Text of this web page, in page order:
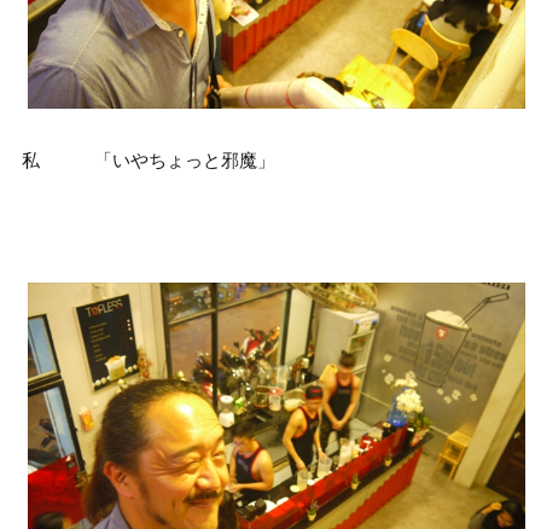
私 「いやちょっと邪魔」